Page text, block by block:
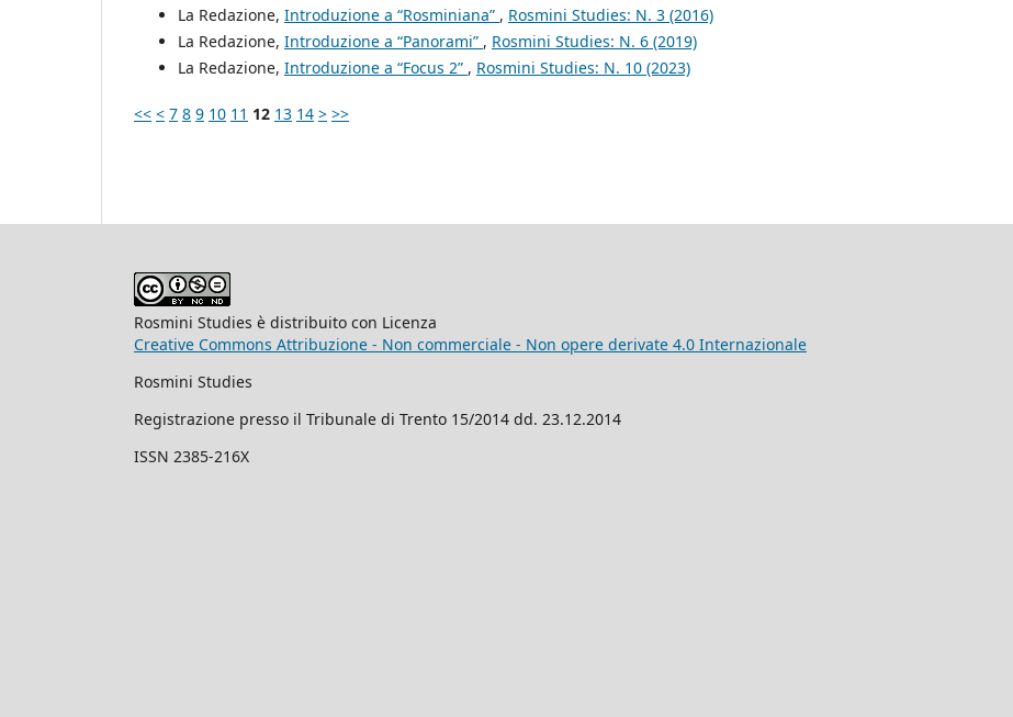
La Redazione, Introduzione a “Rosminiana” , Rosmini Studies: N. 3 (2016)
La Redazione, Introduzione a “Panorami” , Rosmini Studies: N. 6 (2019)
La Redazione, Introduzione a “Focus 2” , Rosmini Studies: N. 10 (2023)
<< < 7 8 9 10 11 12 13 14 > >>
Rosmini Studies è distribuito con Licenza
Creative Commons Attribuzione - Non commerciale - Non opere derivate 4.0 Internazionale
Rosmini Studies
Registrazione presso il Tribunale di Trento 15/2014 dd. 23.12.2014
ISSN 2385-216X